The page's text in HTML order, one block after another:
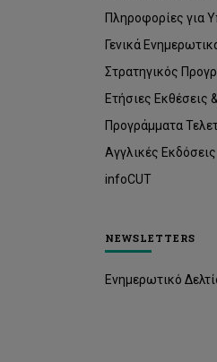
Πληροφορίες για
Γενικά
Στρατηγικός
Ετήσιες Εκθέσεις
Προγράμματα
Αγγλικές Εκδόσεις
infoCUT
NEWSLETTERS
Ενημερωτικό